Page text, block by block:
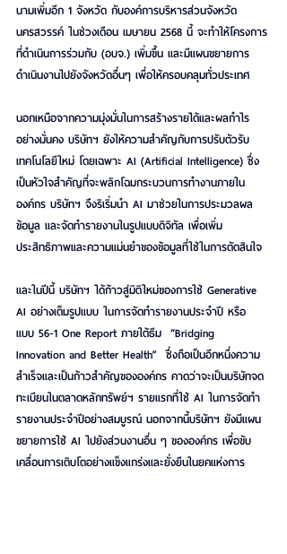
นามเพิ่มอีก 1 จังหวัด กับองค์การบริหารส่วนจังหวัด
นครสวรรค์ ในช่วงเดือน เมษายน 2568 นี้ จะทำให้โครงการ
ที่ดำเนินการร่วมกับ (อบจ.) เพิ่มขึ้น และมีแผนขยายการ
ดำเนินงานไปยังจังหวัดอื่นๆ เพื่อให้ครอบคลุมทั่วประเทศ
นอกเหนือจากความมุ่งมั่นในการสร้างรายได้และผลกำไร
อย่างมั่นคง บริษัทฯ ยังให้ความสำคัญกับการปรับตัวรับ
เทคโนโลยีใหม่ โดยเฉพาะ AI (Artificial Intelligence) ซึ่ง
เป็นหัวใจสำคัญที่จะพลิกโฉมกระบวนการทำงานภายใน
องค์กร บริษัทฯ จึงริเริ่มนำ AI มาช่วยในการประมวลผล
ข้อมูล และจัดทำรายงานในรูปแบบดิจิทัล เพื่อเพิ่ม
ประสิทธิภาพและความแม่นยำของข้อมูลที่ใช้ในการตัดสินใจ
และในปีนี้ บริษัทฯ ได้ก้าวสู่มิติใหม่ของการใช้ Generative
AI อย่างเต็มรูปแบบ ในการจัดทำรายงานประจำปี หรือ
แบบ 56-1 One Report ภายใต้ธีม  “Bridging
Innovation and Better Health”  ซึ่งถือเป็นอีกหนึ่งความ
สำเร็จและเป็นก้าวสำคัญขององค์กร คาดว่าจะเป็นบริษัทจด
ทะเบียนในตลาดหลักทรัพย์ฯ รายแรกที่ใช้ AI ในการจัดทำ
รายงานประจำปีอย่างสมบูรณ์ นอกจากนี้บริษัทฯ ยังมีแผน
ขยายการใช้ AI ไปยังส่วนงานอื่น ๆ ขององค์กร เพื่อขับ
เคลื่อนการเติบโตอย่างแข็งแกร่งและยั่งยืนในยุคแห่งการ